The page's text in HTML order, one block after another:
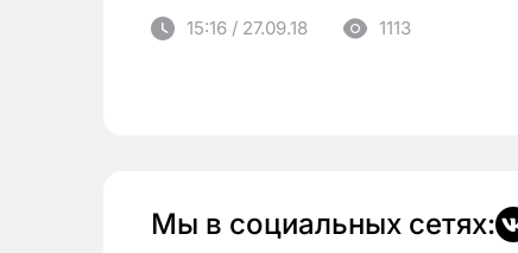
15:16 / 27.09.18 1113
Мы в социальных сетях: